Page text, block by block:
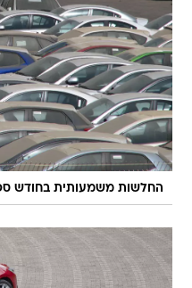
החלשות משמעותית בחודש